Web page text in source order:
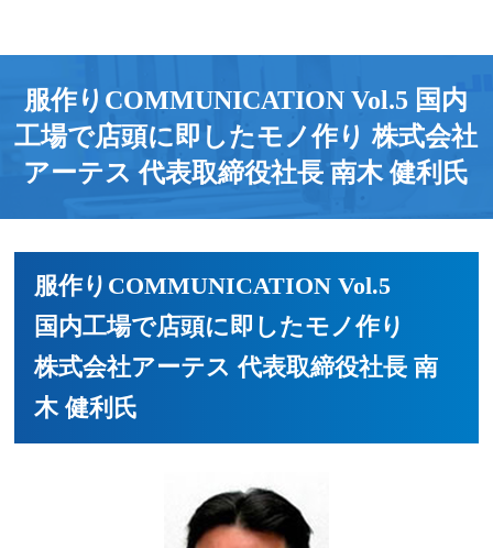
服作りCOMMUNICATION Vol.5 国内
工場で店頭に即したモノ作り 株式会社
アーテス 代表取締役社長 南木 健利氏
服作りCOMMUNICATION Vol.5
国内工場で店頭に即したモノ作り
株式会社アーテス 代表取締役社長 南
木 健利氏